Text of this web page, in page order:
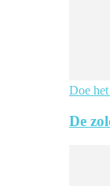
Doe
De